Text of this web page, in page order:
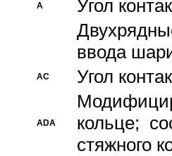
A
Угол
ввода
AC Угол
ADA
кольце;
стяжного